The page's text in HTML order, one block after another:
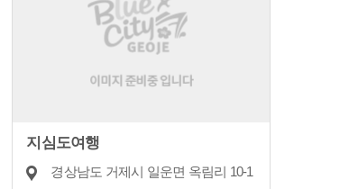
지심도여행
경상남도 거제시 일운면 옥림리 10-1